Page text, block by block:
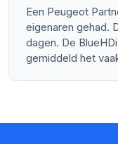
Een Peugeot
eigenaren gehad.
dagen. De
gemiddeld het